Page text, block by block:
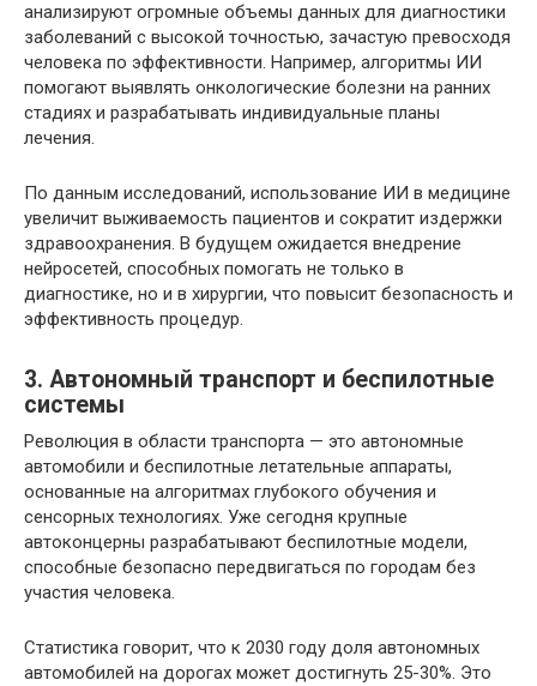
анализируют огромные объемы данных для диагностики
заболеваний с высокой точностью, зачастую превосходя
человека по эффективности. Например, алгоритмы ИИ
помогают выявлять онкологические болезни на ранних
стадиях и разрабатывать индивидуальные планы
лечения.
По данным исследований, использование ИИ в медицине
увеличит выживаемость пациентов и сократит издержки
здравоохранения. В будущем ожидается внедрение
нейросетей, способных помогать не только в
диагностике, но и в хирургии, что повысит безопасность и
эффективность процедур.
3. Автономный транспорт и беспилотные
системы
Революция в области транспорта — это автономные
автомобили и беспилотные летательные аппараты,
основанные на алгоритмах глубокого обучения и
сенсорных технологиях. Уже сегодня крупные
автоконцерны разрабатывают беспилотные модели,
способные безопасно передвигаться по городам без
участия человека.
Статистика говорит, что к 2030 году доля автономных
автомобилей на дорогах может достигнуть 25-30%. Это